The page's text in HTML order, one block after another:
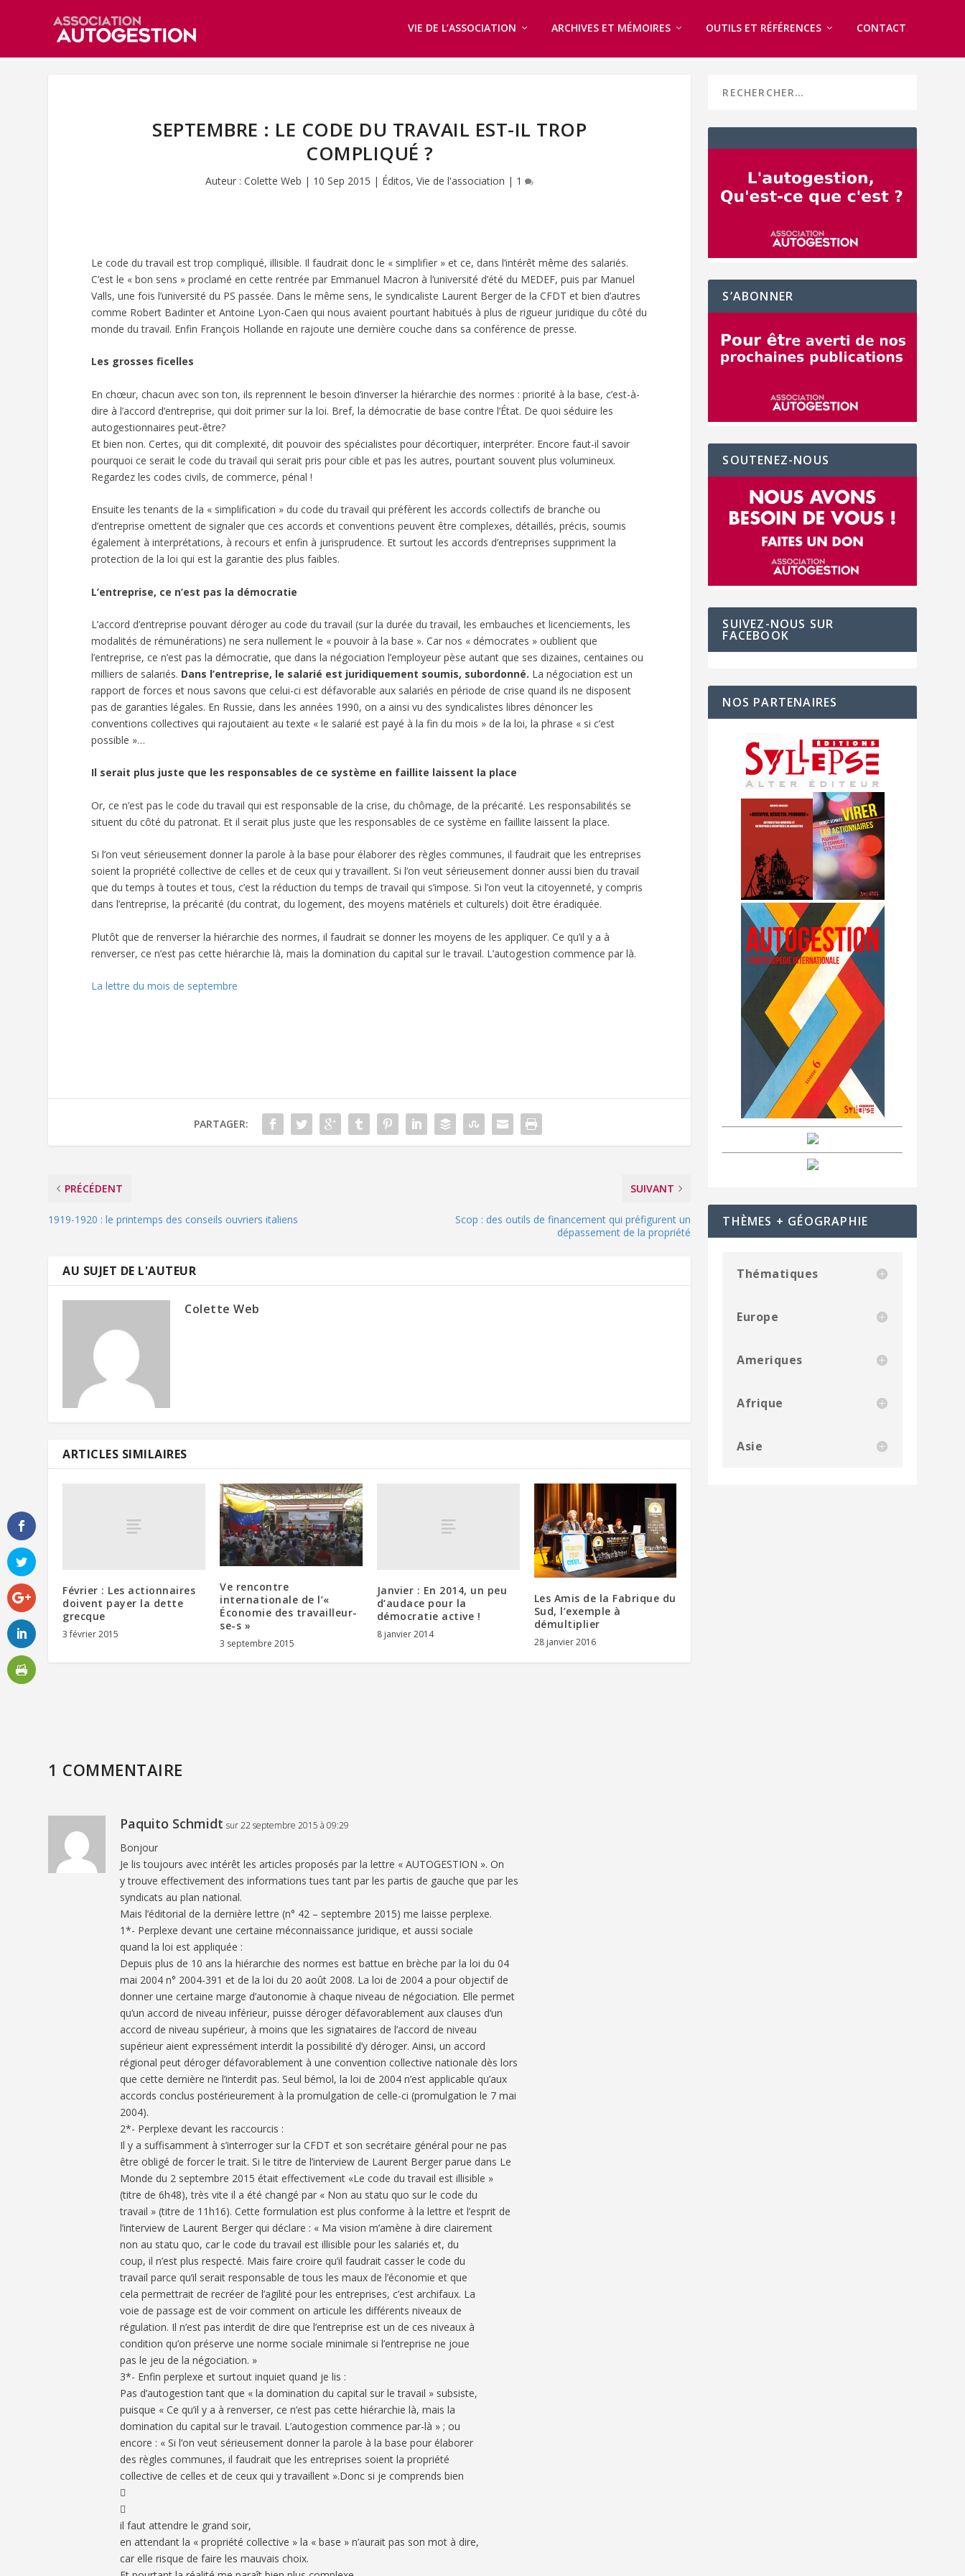
VIE DE L’ASSOCIATION ARCHIVES ET MÉMOIRES OUTILS ET RÉFÉRENCES CONTACT
SEPTEMBRE : LE CODE DU TRAVAIL EST-IL TROP
COMPLIQUÉ ?
Auteur :Colette Web | 10 Sep 2015 | Éditos,Vie de l'association | 1
Le code du travail est trop compliqué, illisible. Il faudrait donc le « simplifier » et ce, dans l’intérêt même des salariés.
C’est le « bon sens » proclamé en cette rentrée par Emmanuel Macron à l’université d’été du MEDEF, puis par Manuel
Valls, une fois l’université du PS passée. Dans le même sens, le syndicaliste Laurent Berger de la CFDT et bien d’autres
comme Robert Badinter et Antoine Lyon-Caen qui nous avaient pourtant habitués à plus de rigueur juridique du côté du
monde du travail. Enfin François Hollande en rajoute une dernière couche dans sa conférence de presse.
Les grosses ficelles
En chœur, chacun avec son ton, ils reprennent le besoin d’inverser la hiérarchie des normes : priorité à la base, c’est-à-
dire à l’accord d’entreprise, qui doit primer sur la loi. Bref, la démocratie de base contre l’État. De quoi séduire les
autogestionnaires peut-être?
Et bien non. Certes, qui dit complexité, dit pouvoir des spécialistes pour décortiquer, interpréter. Encore faut-il savoir
pourquoi ce serait le code du travail qui serait pris pour cible et pas les autres, pourtant souvent plus volumineux.
Regardez les codes civils, de commerce, pénal !
Ensuite les tenants de la « simplification » du code du travail qui préfèrent les accords collectifs de branche ou
d’entreprise omettent de signaler que ces accords et conventions peuvent être complexes, détaillés, précis, soumis
également à interprétations, à recours et enfin à jurisprudence. Et surtout les accords d’entreprises suppriment la
protection de la loi qui est la garantie des plus faibles.
L’entreprise, ce n’est pas la démocratie
L’accord d’entreprise pouvant déroger au code du travail (sur la durée du travail, les embauches et licenciements, les
modalités de rémunérations) ne sera nullement le « pouvoir à la base ». Car nos « démocrates » oublient que
l’entreprise, ce n’est pas la démocratie, que dans la négociation l’employeur pèse autant que ses dizaines, centaines ou
milliers de salariés. Dans l’entreprise, le salarié est juridiquement soumis, subordonné. La négociation est un
rapport de forces et nous savons que celui-ci est défavorable aux salariés en période de crise quand ils ne disposent
pas de garanties légales. En Russie, dans les années 1990, on a ainsi vu des syndicalistes libres dénoncer les
conventions collectives qui rajoutaient au texte « le salarié est payé à la fin du mois » de la loi, la phrase « si c’est
possible »…
Il serait plus juste que les responsables de ce système en faillite laissent la place
Or, ce n’est pas le code du travail qui est responsable de la crise, du chômage, de la précarité. Les responsabilités se
situent du côté du patronat. Et il serait plus juste que les responsables de ce système en faillite laissent la place.
Si l’on veut sérieusement donner la parole à la base pour élaborer des règles communes, il faudrait que les entreprises
soient la propriété collective de celles et de ceux qui y travaillent. Si l’on veut sérieusement donner aussi bien du travail
que du temps à toutes et tous, c’est la réduction du temps de travail qui s’impose. Si l’on veut la citoyenneté, y compris
dans l’entreprise, la précarité (du contrat, du logement, des moyens matériels et culturels) doit être éradiquée.
Plutôt que de renverser la hiérarchie des normes, il faudrait se donner les moyens de les appliquer. Ce qu’il y a à
renverser, ce n’est pas cette hiérarchie là, mais la domination du capital sur le travail. L’autogestion commence par là.
La lettre du mois de septembre
PARTAGER:
PRÉCÉDENT
1919-1920 : le printemps des conseils ouvriers italiens
SUIVANT
Scop : des outils de financement qui préfigurent un
dépassement de la propriété
AU SUJET DE L'AUTEUR
Colette Web
ARTICLES SIMILAIRES
Février : Les actionnaires
doivent payer la dette
grecque
3 février 2015
Ve rencontre
internationale de l’«
Économie des travailleur-
se-s »
3 septembre 2015
Janvier : En 2014, un peu
d’audace pour la
démocratie active !
8 janvier 2014
Les Amis de la Fabrique du
Sud, l’exemple à
démultiplier
28 janvier 2016
1 COMMENTAIRE
Paquito Schmidt sur 22 septembre 2015 à 09:29
Bonjour
Je lis toujours avec intérêt les articles proposés par la lettre « AUTOGESTION ». On
y trouve effectivement des informations tues tant par les partis de gauche que par les
syndicats au plan national.
Mais l’éditorial de la dernière lettre (n° 42 – septembre 2015) me laisse perplexe.
1*- Perplexe devant une certaine méconnaissance juridique, et aussi sociale
quand la loi est appliquée :
Depuis plus de 10 ans la hiérarchie des normes est battue en brèche par la loi du 04
mai 2004 n° 2004-391 et de la loi du 20 août 2008. La loi de 2004 a pour objectif de
donner une certaine marge d’autonomie à chaque niveau de négociation. Elle permet
qu’un accord de niveau inférieur, puisse déroger défavorablement aux clauses d’un
accord de niveau supérieur, à moins que les signataires de l’accord de niveau
supérieur aient expressément interdit la possibilité d’y déroger. Ainsi, un accord
régional peut déroger défavorablement à une convention collective nationale dès lors
que cette dernière ne l’interdit pas. Seul bémol, la loi de 2004 n’est applicable qu’aux
accords conclus postérieurement à la promulgation de celle-ci (promulgation le 7 mai
2004).
2*- Perplexe devant les raccourcis :
Il y a suffisamment à s’interroger sur la CFDT et son secrétaire général pour ne pas
être obligé de forcer le trait. Si le titre de l’interview de Laurent Berger parue dans Le
Monde du 2 septembre 2015 était effectivement «Le code du travail est illisible »
(titre de 6h48), très vite il a été changé par « Non au statu quo sur le code du
travail » (titre de 11h16). Cette formulation est plus conforme à la lettre et l’esprit de
l’interview de Laurent Berger qui déclare : « Ma vision m’amène à dire clairement
non au statu quo, car le code du travail est illisible pour les salariés et, du
coup, il n’est plus respecté. Mais faire croire qu’il faudrait casser le code du
travail parce qu’il serait responsable de tous les maux de l’économie et que
cela permettrait de recréer de l’agilité pour les entreprises, c’est archifaux. La
voie de passage est de voir comment on articule les différents niveaux de
régulation. Il n’est pas interdit de dire que l’entreprise est un de ces niveaux à
condition qu’on préserve une norme sociale minimale si l’entreprise ne joue
pas le jeu de la négociation. »
3*- Enfin perplexe et surtout inquiet quand je lis :
Pas d’autogestion tant que « la domination du capital sur le travail » subsiste,
puisque « Ce qu’il y a à renverser, ce n’est pas cette hiérarchie là, mais la
domination du capital sur le travail. L’autogestion commence par-là » ; ou
encore : « Si l’on veut sérieusement donner la parole à la base pour élaborer
des règles communes, il faudrait que les entreprises soient la propriété
collective de celles et de ceux qui y travaillent ».Donc si je comprends bien


il faut attendre le grand soir,
en attendant la « propriété collective » la « base » n’aurait pas son mot à dire,
car elle risque de faire les mauvais choix.
S’ABONNER
SOUTENEZ-NOUS
SUIVEZ-NOUS SUR
FACEBOOK
NOS PARTENAIRES
THÈMES + GÉOGRAPHIE
Thématiques
Europe
Ameriques
Afrique
Asie